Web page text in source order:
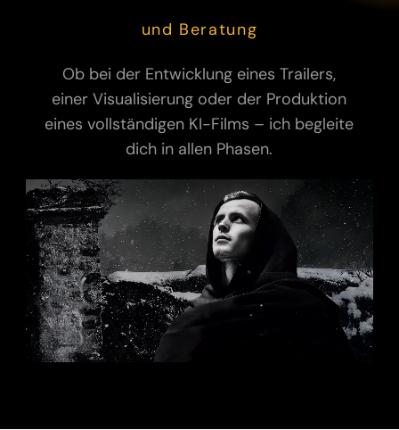
und Beratung
Ob bei der Entwicklung eines Trailers,
einer Visualisierung oder der Produktion
eines vollständigen KI-Films – ich begleite
dich in allen Phasen.